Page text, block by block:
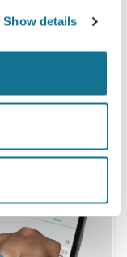
Show details
นล่วงหน้า*
กจริง ระหว่าง
วิสแลนด์